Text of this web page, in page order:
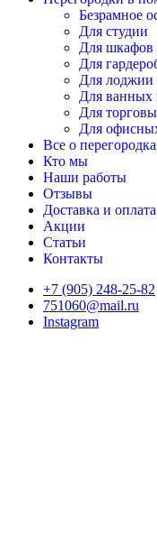
Безрамное
Для студии
Для шкафов
Для
Для лоджии
Для ванных
Для
Для
Все о
Кто мы
Наши работы
Отзывы
Доставка и оплата
Акции
Статьи
Контакты
+7 (905) 248-25-82
751060@mail.ru
Instagram